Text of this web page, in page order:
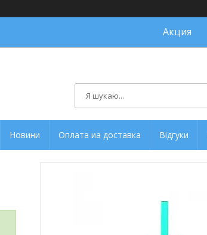
Акция
Новини Оплата иа доставка Відгуки